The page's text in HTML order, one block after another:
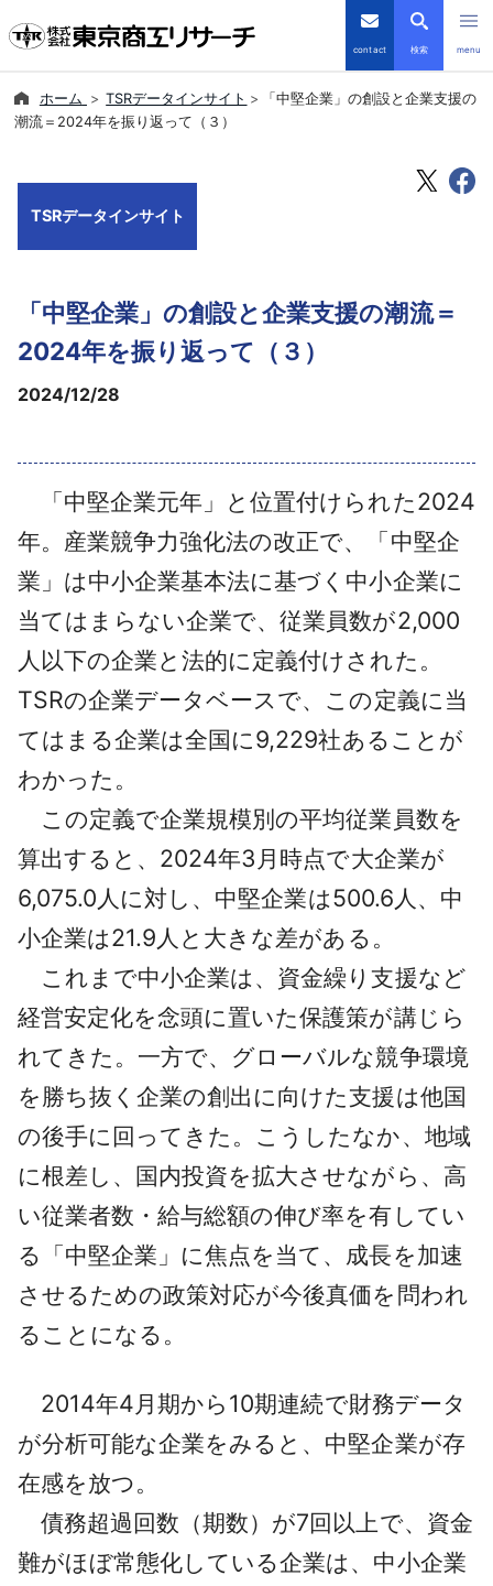
contact 検索 menu
倒産・注目企業情報
会社案内
導入事例
採用情報
よくあるご質問
English
ホーム TSRデータインサイト
「中堅企業」の創設と企業支援の
潮流＝2024年を振り返って（３）
TSRデータインサイト
「中堅企業」の創設と企業支援の潮流＝
2024年を振り返って（３）
2024/12/28
「中堅企業元年」と位置付けられた2024
年。産業競争力強化法の改正で、「中堅企
業」は中小企業基本法に基づく中小企業に
当てはまらない企業で、従業員数が2,000
人以下の企業と法的に定義付けされた。
TSRの企業データベースで、この定義に当
てはまる企業は全国に9,229社あることが
わかった。
この定義で企業規模別の平均従業員数を
算出すると、2024年3月時点で大企業が
6,075.0人に対し、中堅企業は500.6人、中
小企業は21.9人と大きな差がある。
これまで中小企業は、資金繰り支援など
経営安定化を念頭に置いた保護策が講じら
れてきた。一方で、グローバルな競争環境
を勝ち抜く企業の創出に向けた支援は他国
の後手に回ってきた。こうしたなか、地域
に根差し、国内投資を拡大させながら、高
い従業者数・給与総額の伸び率を有してい
る「中堅企業」に焦点を当て、成長を加速
させるための政策対応が今後真価を問われ
ることになる。
2014年4月期から10期連続で財務データ
が分析可能な企業をみると、中堅企業が存
在感を放つ。
債務超過回数（期数）が7回以上で、資金
難がほぼ常態化している企業は、中小企業